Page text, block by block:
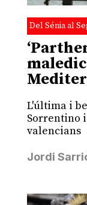
Del Sénia al
L'última i
Sorrentino
valencians
Jordi